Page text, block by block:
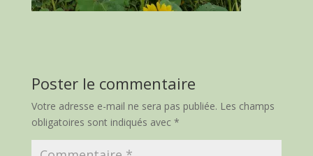
Poster le commentaire
Votre adresse e-mail ne sera pas publiée. Les champs
obligatoires sont indiqués avec *